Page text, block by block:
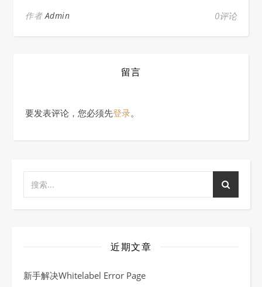
作者Admin 0评论
留言
要发表评论，您必须先登录。
近期文章
新手解决Whitelabel Error Page